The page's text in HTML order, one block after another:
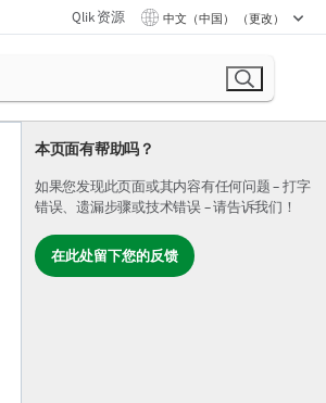
Qlik 资源 中文（中国） （更改）
本页面有帮助吗？
如果您发现此页面或其内容有任何问题 – 打字
错误、遗漏步骤或技术错误 – 请告诉我们！
在此处留下您的反馈